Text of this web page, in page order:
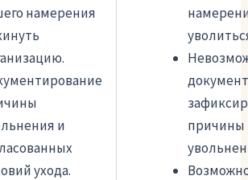
намерения
и
ухода.
причины